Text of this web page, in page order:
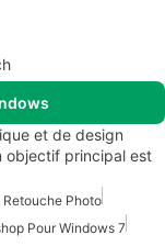
et de design
objectif principal est
Photo
Pour Windows 7